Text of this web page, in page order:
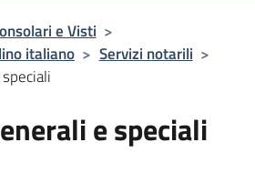
e Visti >
italiano > Servizi notarili >
e speciali